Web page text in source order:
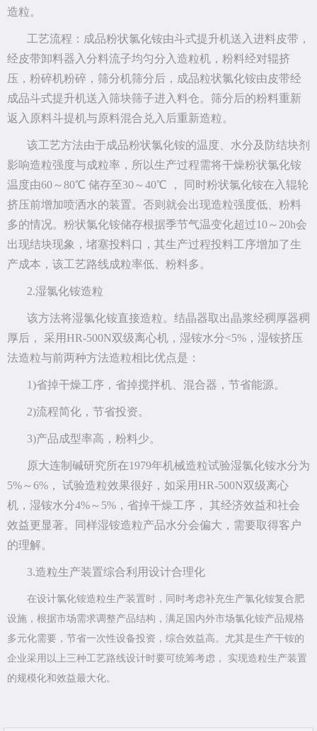
造粒。
工艺流程：成品粉状氯化铵由斗式提升机送入进料皮带，
经皮带卸料器入分料流子均匀分入造粒机，粉料经对辊挤
压，粉碎机粉碎，筛分机筛分后，成品粒状氯化铵由皮带经
成品斗式提升机送入筛块筛子进入料仓。筛分后的粉料重新
返入原料斗提机与原料混合兑入后重新造粒。
该工艺方法由于成品粉状氯化铵的温度、水分及防结块剂
影响造粒强度与成粒率，所以生产过程需将干燥粉状氯化铵
温度由60～80℃ 储存至30～40℃ ， 同时粉状氯化铵在入辊轮
挤压前增加喷洒水的装置。否则就会出现造粒强度低、粉料
多的情况。粉状氯化铵储存根据季节气温变化超过10～20h会
出现结块现象，堵塞投料口，其生产过程投料工序增加了生
产成本，该工艺路线成粒率低、粉料多。
2.湿氯化铵造粒
该方法将湿氯化铵直接造粒。结晶器取出晶浆经稠厚器稠
厚后， 采用HR-500N双级离心机，湿铵水分<5%，湿铵挤压
法造粒与前两种方法造粒相比优点是：
1)省掉干燥工序，省掉搅拌机、混合器，节省能源。
2)流程简化，节省投资。
3)产品成型率高，粉料少。
原大连制碱研究所在1979年机械造粒试验湿氯化铵水分为
5%～6%， 试验造粒效果很好，如采用HR-500N双级离心
机，湿铵水分4%～5%，省掉干燥工序， 其经济效益和社会
效益更显著。同样湿铵造粒产品水分会偏大，需要取得客户
的理解。
3.造粒生产装置综合利用设计合理化
在设计氯化铵造粒生产装置时，同时考虑补充生产氯化铵复合肥
设施，根据市场需求调整产品结构，满足国内外市场氯化铵产品规格
多元化需要，节省一次性设备投资，综合效益高。尤其是生产干铵的
企业采用以上三种工艺路线设计时要可统筹考虑， 实现造粒生产装置
的规模化和效益最大化。